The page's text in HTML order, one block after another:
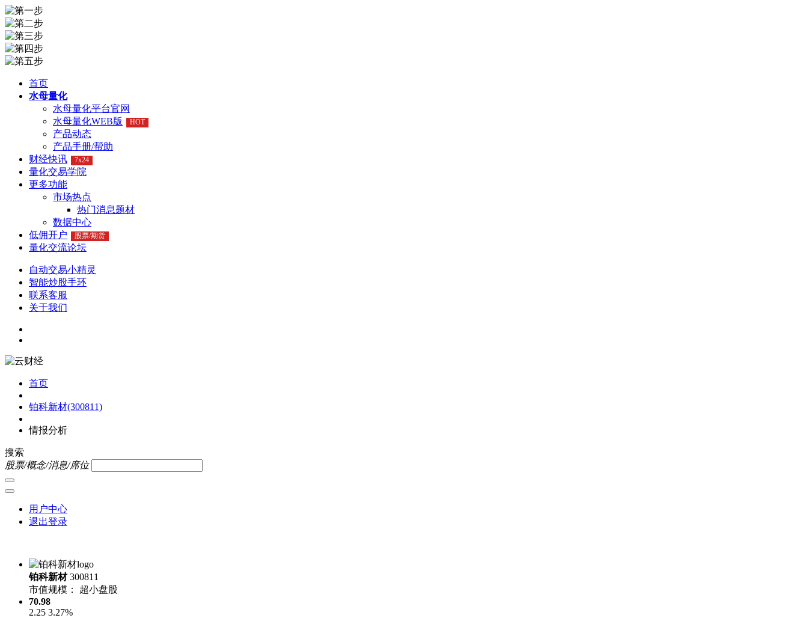
首页
水母量化
水母量化平台官网
水母量化WEB版
HOT
产品动态
产品手册/帮助
财经快讯
7x24
量化交易学院
更多功能
市场热点
热门消息题材
数据中心
低佣开户
股票/期货
量化交流论坛
自动交易小精灵
智能炒股手环
联系客服
关于我们
首页
铂科新材(300811)
情报分析
搜索
股票/概念/消息/席位
用户中心
退出登录
铂科新材 300811
市值规模：
超小盘股
70.98
2.25 3.27%